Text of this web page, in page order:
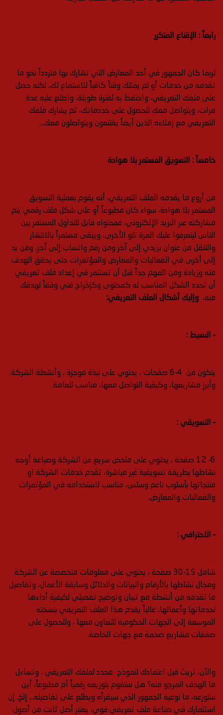
رابعاً : الإقناع المتكرر
لربما كان الجمهور في أحد المعارض التي تشارك بها متردداً نحو ما
تقدمه من خدمات أو لم يمتلك وقتاً كافياً للاستماع لك، لكنه حصل
على ملفك التعريفي، واحتفظ به لفترة طويلة، واطلع عليه عدة
مرات، ويتواصل معك للحصول على خددماتك، ثم يشارك ملفك
التعريفي مع زملاءه الذين أيضاً يقتنعون ويتواصلون معك…
خامساً : التسويق المستمر بلا هوادة
من أروع ما يقدمه الملف التعريفي، أنه يقوم بعملية التسويق
المستمر بلا هوادة، سواء كان مطبوعاً أو على شكل ملف رقمي يتم
مشاركته عبر البريد الإلكتروني، فمحتواه قابل للتداول المستمر بين
الناس ليتعرفوا عليك المرة تلو الأخرى، ويبقى مستمراً بالانتشار
والتنقل من عنوان بريدي إلى آخر ومن رقم واتساب إلى آخر، ومن يد
إلى أخرى في الفعاليات والمعارض والمؤتمرات حتى يحقق الهدف
منه وزيادة ومن المهم جداً قبل أن تستثمر في إعداد ملف تعريفي
أن تحدد الشكل المناسب له كمحتوى وكإخراج فني وفقاً لهدفك
منه، وإليك أشكال الملف التعريفي:
– البسيط :
يتكون من 4-6 صفحات ، يحتوي على نبذة موجزة ، وأنشطة الشركة،
وأبرز مشاريعها، وكيفية التواصل معها، مناسب للعامة.
– التسويقي :
6- 12 صفحة ، يحتوي على ملخص سريع عن الشركة وصياغة أوجه
نشاطها بطريقة تسويقية غير مباشرة، تقدم خدمات الشركة او
منتجاتها بأسلوب ناعم وسلس، مناسب لاستخدامه في المؤتمرات
والفعاليات والمعارض.
– الاحترافي :
شامل 15-30 صفحة ، يحتوي على معلومات متخصصة عن الشركة
ومجال نشاطها بالأرقام والبيانات والدلائل وسابقة الأعمال، وتفاصيل
ما تقدمه من أنشطة مع تبيان وتوضيح تفصيلي لكيفية أداءها
لخدماتها وأعمالها، غالباً يقدم هذا الملف التعريفي بنسخته
الموسعة إلى الجهات الحكومية للتعاون معها ، وللحصول على
صفقات مشاريع ضخمة مع جهات الخاصة.
والآن، تريث قبل اعتمادك لنموذج محدد لملفك التعريفي ، وتساءل
ما الهدف المرجو منه؟ هل ستقوم بتوزيعه رقمياً أم مطبوعاً، أين
ستوزعه، ما نوعية الجمهور الذي سيقرأه ويطلع على تفاصيله… إلخ. إن
استثمارك في صناعة ملف تعريفي قوي، يعتبر أصل ثابت من أصول